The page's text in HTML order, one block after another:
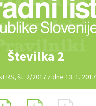
Številka 2
RS, št. 2/2017 z dne 13. 1. 2017